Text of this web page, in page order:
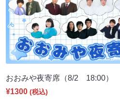
おおみや夜寄席（8/2 18:00）
¥1300 (税込)